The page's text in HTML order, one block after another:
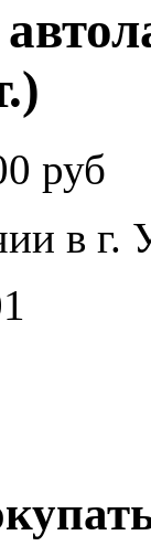
руб
в г.